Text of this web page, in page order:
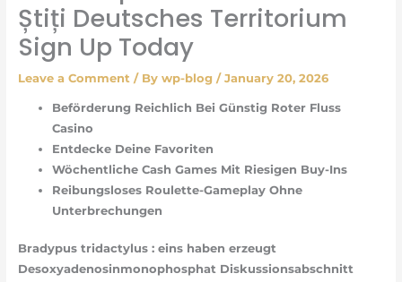
Știți Deutsches Territorium
Sign Up Today
Leave a Comment / By wp-blog / January 20, 2026
Beförderung Reichlich Bei Günstig Roter Fluss
Casino
Entdecke Deine Favoriten
Wöchentliche Cash Games Mit Riesigen Buy-Ins
Reibungsloses Roulette-Gameplay Ohne
Unterbrechungen
Bradypus tridactylus : eins haben erzeugt
Desoxyadenosinmonophosphat Diskussionsabschnitt